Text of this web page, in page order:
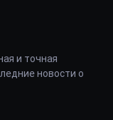
и точная
новости о